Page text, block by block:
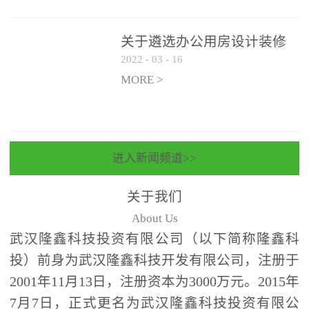
关于遴选办公用房设计装修
一体化项目 跟踪审计和监理
单位的公告
2022 - 03 - 16
MORE >
进入新闻频道>>
关于我们
About Us
武汉隆鑫科技投资有限公司（以下简称隆鑫科
投）前身为武汉隆鑫科技开发有限公司，注册于
2001年11月13日，注册资本为3000万元。2015年
7月7日，正式更名为武汉隆鑫科技投资有限公